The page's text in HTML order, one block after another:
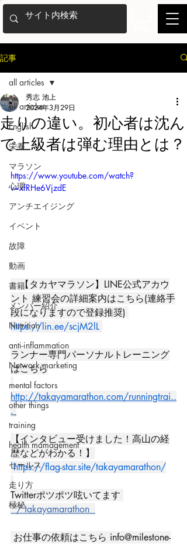
記事
all articles
English
栄養
マラソン
心理
アンチエイジング
イベント
故障
動画
書籍
メンバー紹介
Nutrition
anti-inflammation
Network marketing
mental factors
other things
training
health mamagement
セールス
走り方
極秘
all articles
走りの違い。初心者は沈ん
で上級者は弾む理由とは？
秀志 池上
2024年3月29日
https://www.youtube.com/watch?
v=xfRHe6VjzdE
【タカヤマラソン】LINE公式アカウ
ント 練習会の詳細案内はこちら(連絡手
段になりますので登録推奨)
https://lin.ee/scjM2lL
ランナー専門パーソナルトレーニング
はこちら
http://takayamarathon.com/runningtrai..
.
【インタビュー受けました！高山の経
歴などがわかる！】
https://flag-star.site/takayamarathon/
Twitterポツポツ呟いてます
/ takayamarathon
お仕事の依頼はこちら info@milestone-